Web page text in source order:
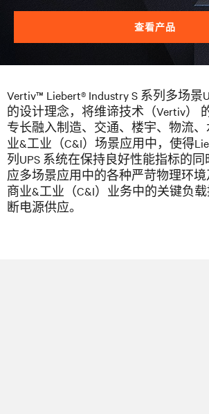
查看产品
Vertiv™ Liebert® Industry S 系列多场景
的设计理念，将维谛技术（Vertiv）
专长融入制造、交通、楼宇、物流
业&工业（C&I） 场景应用中，使得
列 UPS 系统在保持良好性能指标的
应多场景应用中的各种严苛物理环
商业&工业（C&I） 业务中的关键负
断电源供应。